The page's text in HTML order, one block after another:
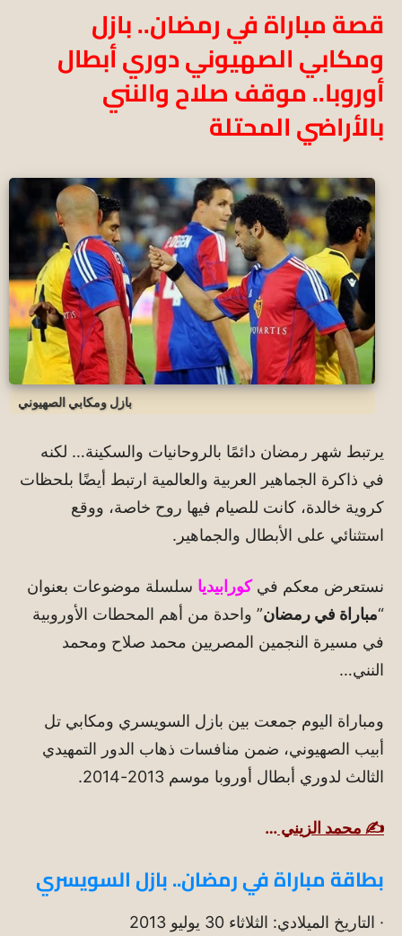
قصة مباراة في رمضان.. بازل
ومكابي الصهيوني دوري أبطال
أوروبا.. موقف صلاح والنني
بالأراضي المحتلة
بازل ومكابي الصهيوني
يرتبط شهر رمضان دائمًا بالروحانيات والسكينة… لكنه
في ذاكرة الجماهير العربية والعالمية ارتبط أيضًا بلحظات
كروية خالدة، كانت للصيام فيها روح خاصة، ووقع
استثنائي على الأبطال والجماهير.
نستعرض معكم فيكورابيديا سلسلة موضوعات بعنوان
“مباراة في رمضان” واحدة من أهم المحطات الأوروبية
في مسيرة النجمين المصريين محمد صلاح ومحمد
النني…
ومباراة اليوم جمعت بين بازل السويسري ومكابي تل
أبيب الصهيوني، ضمن منافسات ذهاب الدور التمهيدي
الثالث لدوري أبطال أوروبا موسم 2013-2014.
✍️ محمد الزيني …
بطاقة مباراة في رمضان.. بازل السويسري
· التاريخ الميلادي: الثلاثاء 30 يوليو 2013